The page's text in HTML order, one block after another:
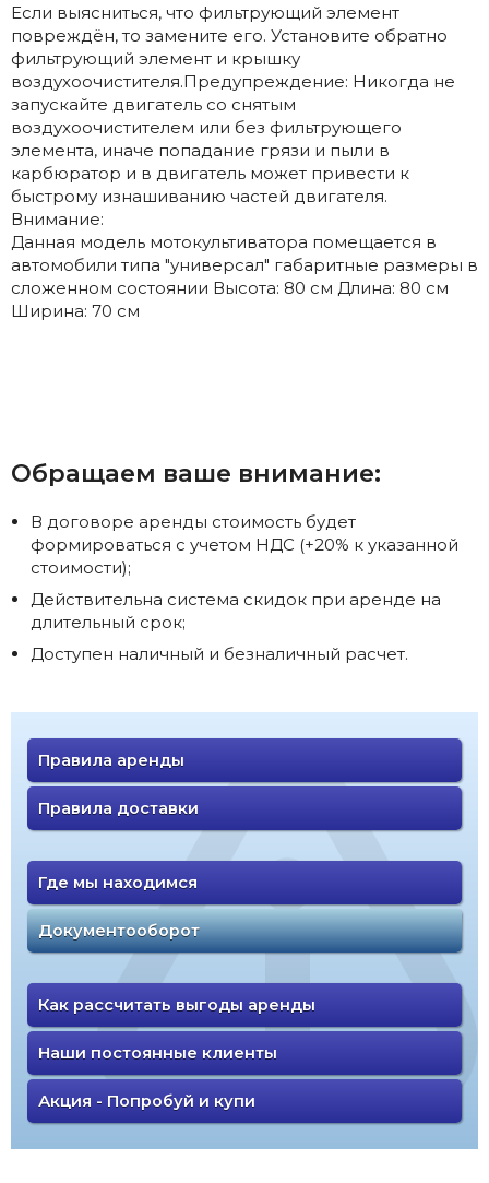
Если выясниться, что фильтрующий элемент
повреждён, то замените его. Установите обратно
фильтрующий элемент и крышку
воздухоочистителя.Предупреждение: Никогда не
запускайте двигатель со снятым
воздухоочистителем или без фильтрующего
элемента, иначе попадание грязи и пыли в
карбюратор и в двигатель может привести к
быстрому изнашиванию частей двигателя.
Внимание:
Данная модель мотокультиватора помещается в
автомобили типа "универсал" габаритные размеры в
сложенном состоянии Высота: 80 см Длина: 80 см
Ширина: 70 см
Обращаем ваше внимание:
В договоре аренды стоимость будет
формироваться с учетом НДС (+20% к указанной
стоимости);
Действительна система скидок при аренде на
длительный срок;
Доступен наличный и безналичный расчет.
Правила аренды
Правила доставки
Где мы находимся
Документооборот
Как рассчитать выгоды аренды
Наши постоянные клиенты
Акция - Попробуй и купи